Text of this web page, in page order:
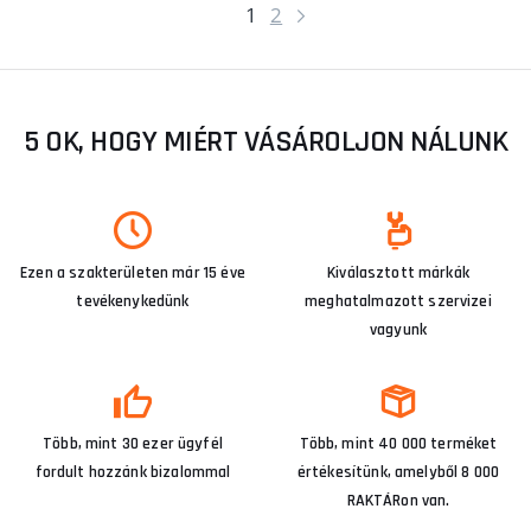
1 2
5 OK, HOGY MIÉRT VÁSÁROLJON NÁLUNK
Ezen a szakterületen már 15 éve
tevékenykedünk
Kiválasztott márkák
meghatalmazott szervizei
vagyunk
Több, mint 30 ezer ügyfél
fordult hozzánk bizalommal
Több, mint 40 000 terméket
értékesítünk, amelyből 8 000
RAKTÁRon van.